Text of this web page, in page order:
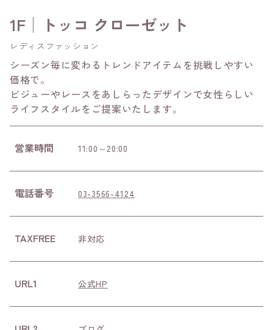
1F│トッコ クローゼット
レディスファッション
シーズン毎に変わるトレンドアイテムを挑戦しやすい
価格で。
ビジューやレースをあしらったデザインで女性らしい
ライフスタイルをご提案いたします。
営業時間 11:00～20:00
電話番号 03-3566-4124
TAXFREE 非対応
URL1 公式HP